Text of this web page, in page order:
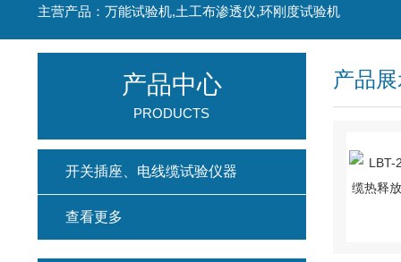
主营产品：万能试验机,土工布渗透仪,环刚度试验机
产品
产品中心
PRODUCTS
开关插座、电线缆试验仪器
查看更多